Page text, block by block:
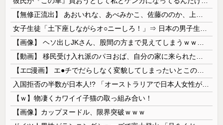
【ｗ】物凄くカワイイ子猫の取っ組み合い！
【画像】カップヌードル、限界突破ｗｗｗ